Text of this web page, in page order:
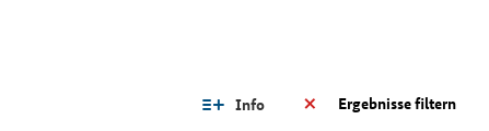
Ergebnisse filtern
Info